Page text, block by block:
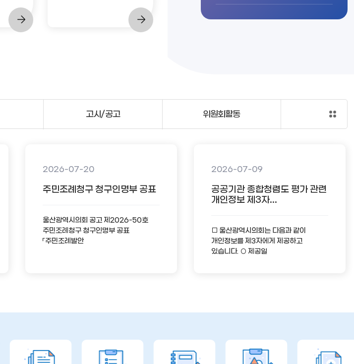
2026-07-20
주민조례청구 청구인명부 공표
울산광역시의회 공고 제2026-50호
주민조례청구 청구인명부 공표
「주민조례발안
2026-07-09
공공기관 종합청렴도 평가 관련
개인정보 제3자...
□ 울산광역시의회는 다음과 같이
개인정보를 제3자에게 제공하고
있습니다. ○ 제공일
고시/공고 위원회활동